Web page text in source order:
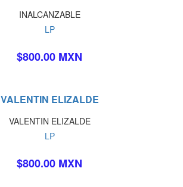
INALCANZABLE
LP
$800.00 MXN
VALENTIN ELIZALDE
VALENTIN ELIZALDE
LP
$800.00 MXN